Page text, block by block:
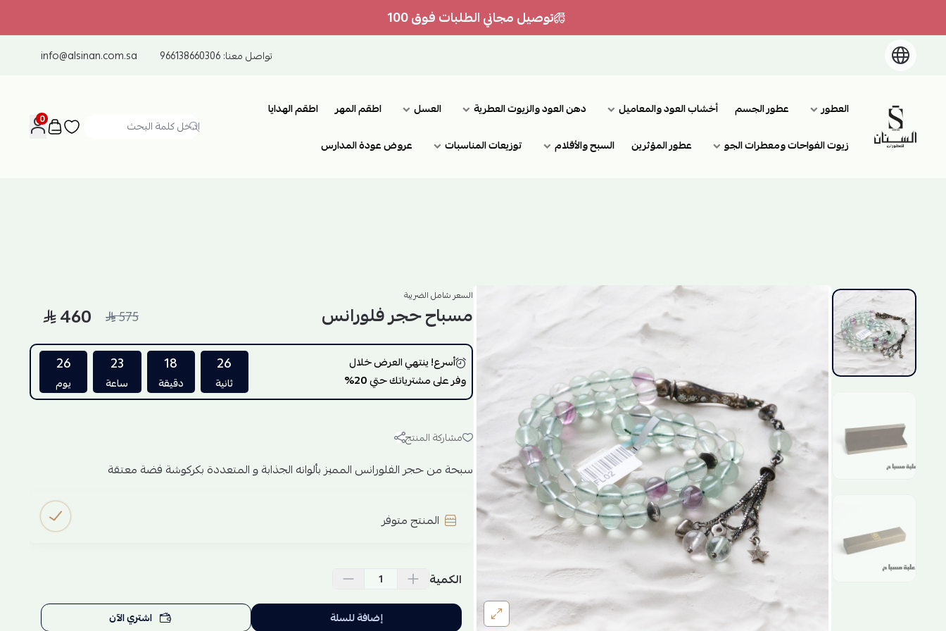
توصيل مجاني الطلبات فوق 100
تواصل معنا:966138660306
info@alsinan.com.sa
السنان للعطور والعسل الطبيعي
العطور عطور الجسم أخشاب العود والمعاميل دهن العود والزيوت العطرية العسل اطقم المهر
اطقم الهدايا
زيوت الفواحات ومعطرات الجو
عطور المؤثرين السبح والأقلام توزيعات المناسبات عروض عودة المدارس
0
السعر شامل الضريبة
مسباح حجر فلورانس 575
460
أسرع! ينتهي العرض خلال
وفر على مشترياتك حتي20%
26
ثانية
18
دقيقة
23
ساعة
26
يوم
مشاركة المنتج
سبحة من حجر الفلورانس المميز بألوانه الجذابة و المتعددة بكركوشة فضة معتقة
المنتج متوفر
الكمية
إضافة للسلة اشتري الآن